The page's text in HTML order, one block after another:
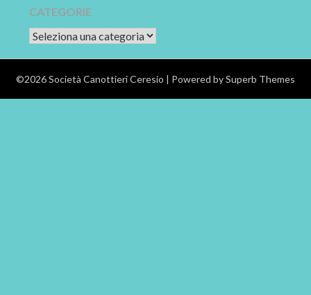
CATEGORIE
CATEGORIE
©2026 Società Canottieri Ceresio | Powered bySuperb Themes